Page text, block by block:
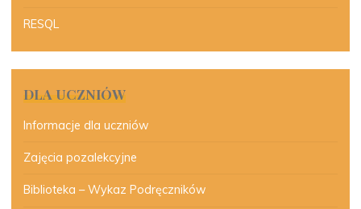
RESQL
DLA UCZNIÓW
Informacje dla uczniów
Zajęcia pozalekcyjne
Biblioteka – Wykaz Podręczników